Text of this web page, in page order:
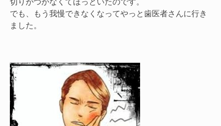
でも、もう我慢できなくなってやっと歯医者さんに行き
ました。